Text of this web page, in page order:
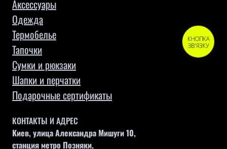
Аксессуары
Одежда
Термобелье
Тапочки
Сумки и рюкзаки
Шапки и перчатки
Подарочные сертификаты
КОНТАКТЫ И АДРЕС
Киев, улица Александра Мишуги 10,
станция метро Позняки,
КНОПКА
ЗВ'ЯЗКУ